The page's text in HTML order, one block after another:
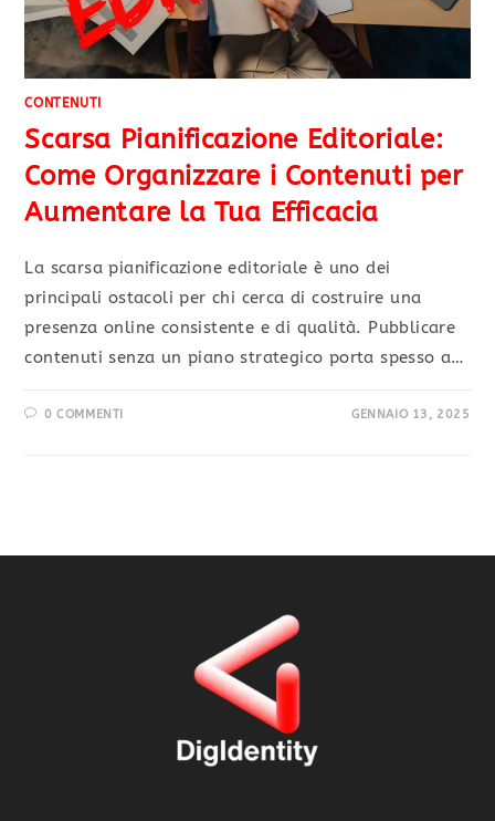
CONTENUTI
Scarsa Pianificazione Editoriale:
Come Organizzare i Contenuti per
Aumentare la Tua Efficacia
La scarsa pianificazione editoriale è uno dei
principali ostacoli per chi cerca di costruire una
presenza online consistente e di qualità. Pubblicare
contenuti senza un piano strategico porta spesso a…
0 COMMENTI GENNAIO 13, 2025